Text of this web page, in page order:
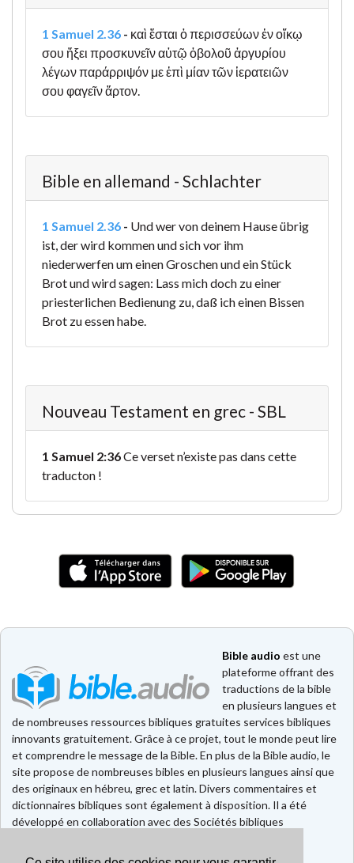
1 Samuel 2.36 - καὶ ἔσται ὁ περισσεύων ἐν οἴκῳ
σου ἥξει προσκυνεῖν αὐτῷ ὀβολοῦ ἀργυρίου
λέγων παράρριψόν με ἐπὶ μίαν τῶν ἱερατειῶν
σου φαγεῖν ἄρτον.
Bible en allemand - Schlachter
1 Samuel 2.36 - Und wer von deinem Hause übrig
ist, der wird kommen und sich vor ihm
niederwerfen um einen Groschen und ein Stück
Brot und wird sagen: Lass mich doch zu einer
priesterlichen Bedienung zu, daß ich einen Bissen
Brot zu essen habe.
Nouveau Testament en grec - SBL
1 Samuel 2:36Ce verset n’existe pas dans cette
traducton !
Bible audio est une
plateforme offrant des
traductions de la bible
en plusieurs langues et
de nombreuses ressources bibliques gratuites services bibliques
innovants gratuitement. Grâce à ce projet, tout le monde peut lire
et comprendre le message de la Bible. En plus de la Bible audio, le
site propose de nombreuses bibles en plusieurs langues ainsi que
des originaux en hébreu, grec et latin. Divers commentaires et
dictionnaires bibliques sont également à disposition. Il a été
développé en collaboration avec des Sociétés bibliques